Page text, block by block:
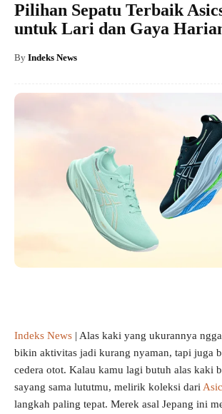
Pilihan Sepatu Terbaik
untuk Lari dan Gaya
By Indeks News
Indeks News | Alas kaki yang ukurannya
bikin aktivitas jadi kurang nyaman, tapi juga
cedera otot. Kalau kamu lagi butuh alas kaki
sayang sama lututmu, melirik koleksi dari
langkah paling tepat. Merek asal Jepang ini